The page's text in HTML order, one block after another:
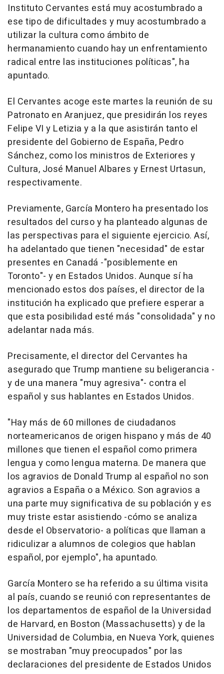
Instituto Cervantes está muy acostumbrado a
ese tipo de dificultades y muy acostumbrado a
utilizar la cultura como ámbito de
hermanamiento cuando hay un enfrentamiento
radical entre las instituciones políticas", ha
apuntado.
El Cervantes acoge este martes la reunión de su
Patronato en Aranjuez, que presidirán los reyes
Felipe VI y Letizia y a la que asistirán tanto el
presidente del Gobierno de España, Pedro
Sánchez, como los ministros de Exteriores y
Cultura, José Manuel Albares y Ernest Urtasun,
respectivamente.
Previamente, García Montero ha presentado los
resultados del curso y ha planteado algunas de
las perspectivas para el siguiente ejercicio. Así,
ha adelantado que tienen "necesidad" de estar
presentes en Canadá -"posiblemente en
Toronto"- y en Estados Unidos. Aunque sí ha
mencionado estos dos países, el director de la
institución ha explicado que prefiere esperar a
que esta posibilidad esté más "consolidada" y no
adelantar nada más.
Precisamente, el director del Cervantes ha
asegurado que Trump mantiene su beligerancia -
y de una manera "muy agresiva"- contra el
español y sus hablantes en Estados Unidos.
"Hay más de 60 millones de ciudadanos
norteamericanos de origen hispano y más de 40
millones que tienen el español como primera
lengua y como lengua materna. De manera que
los agravios de Donald Trump al español no son
agravios a España o a México. Son agravios a
una parte muy significativa de su población y es
muy triste estar asistiendo -cómo se analiza
desde el Observatorio- a políticas que llaman a
ridiculizar a alumnos de colegios que hablan
español, por ejemplo", ha apuntado.
García Montero se ha referido a su última visita
al país, cuando se reunió con representantes de
los departamentos de español de la Universidad
de Harvard, en Boston (Massachusetts) y de la
Universidad de Columbia, en Nueva York, quienes
se mostraban "muy preocupados" por las
declaraciones del presidente de Estados Unidos